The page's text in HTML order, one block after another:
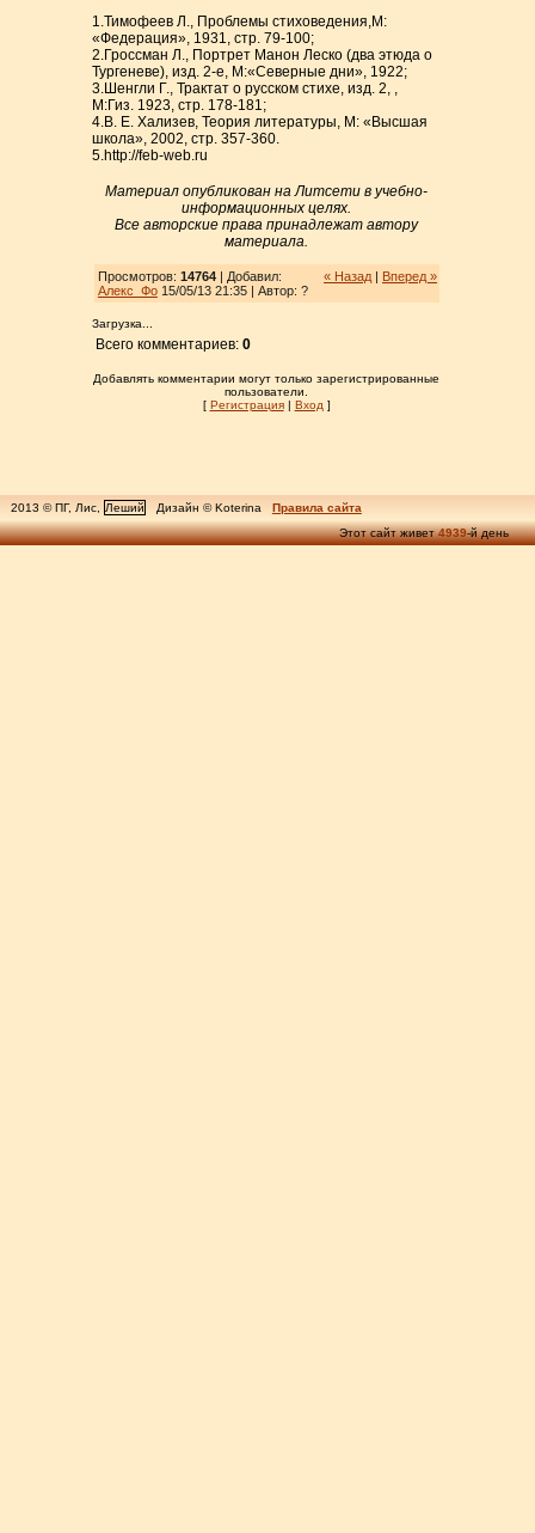
1.Тимофеев Л., Проблемы стиховедения,М:
«Федерация», 1931, стр. 79-100;
2.Гроссман Л., Портрет Манон Леско (два этюда о
Тургеневе), изд. 2-е, М:«Северные дни», 1922;
3.Шенгли Г., Трактат о русском стихе, изд. 2, ,
М:Гиз. 1923, стр. 178-181;
4.В. Е. Хализев, Теория литературы, М: «Высшая
школа», 2002, стр. 357-360.
5.http://feb-web.ru
Материал опубликован на Литсети в учебно-
информационных целях.
Все авторские права принадлежат автору
материала.
« Назад | Вперед »
Просмотров: 14764| Добавил:
Алекс_Фо15/05/13 21:35 | Автор: ?
Загрузка...
Всего комментариев:0
Добавлять комментарии могут только зарегистрированные
пользователи.
[ Регистрация| Вход ]
2013 © ПГ, Лис, Леший Дизайн © Koterina
Правила сайта
Этот сайт живет4939-й день